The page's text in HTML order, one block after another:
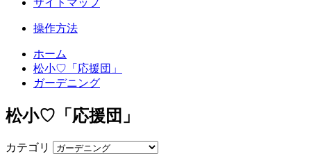
操作方法
ホーム
松小♡「応援団」
ガーデニング
松小♡「応援団」
カテゴリ